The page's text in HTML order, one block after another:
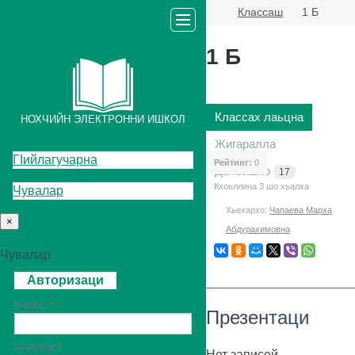
Классаш 1 Б
НОХЧИЙН ЭЛЕКТРОННИ ИШКОЛ
ГIийлагучарна
Чувалар
×
Чувалар
Авторизаци
E-MAIL
ПАРОЛЬ
1 Б
Классах лаьцна
Жигаралла
Декъашхо
17
Рейтинг: 0
Кхоьллина 3 шо хьалха
Хьехархо: Чапаева Марха
Абдурахимовна
Презентаци